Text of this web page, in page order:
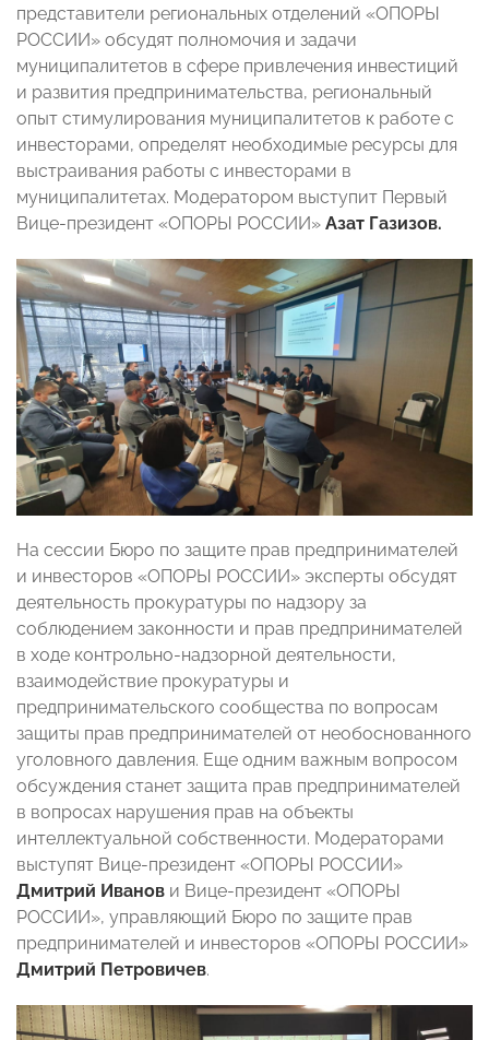
представители региональных отделений «ОПОРЫ
РОССИИ» обсудят полномочия и задачи
муниципалитетов в сфере привлечения инвестиций
и развития предпринимательства, региональный
опыт стимулирования муниципалитетов к работе с
инвесторами, определят необходимые ресурсы для
выстраивания работы с инвесторами в
муниципалитетах. Модератором выступит Первый
Вице-президент «ОПОРЫ РОССИИ» Азат Газизов.
На сессии Бюро по защите прав предпринимателей
и инвесторов «ОПОРЫ РОССИИ» эксперты обсудят
деятельность прокуратуры по надзору за
соблюдением законности и прав предпринимателей
в ходе контрольно-надзорной деятельности,
взаимодействие прокуратуры и
предпринимательского сообщества по вопросам
защиты прав предпринимателей от необоснованного
уголовного давления. Еще одним важным вопросом
обсуждения станет защита прав предпринимателей
в вопросах нарушения прав на объекты
интеллектуальной собственности. Модераторами
выступят Вице-президент «ОПОРЫ РОССИИ»
Дмитрий Иванов и Вице-президент «ОПОРЫ
РОССИИ», управляющий Бюро по защите прав
предпринимателей и инвесторов «ОПОРЫ РОССИИ»
Дмитрий Петровичев.